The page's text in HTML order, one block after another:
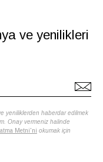
ve yenilikleri
yeniliklerden haberdar edilmek
Onay vermeniz halinde
Metni'ni okumak için